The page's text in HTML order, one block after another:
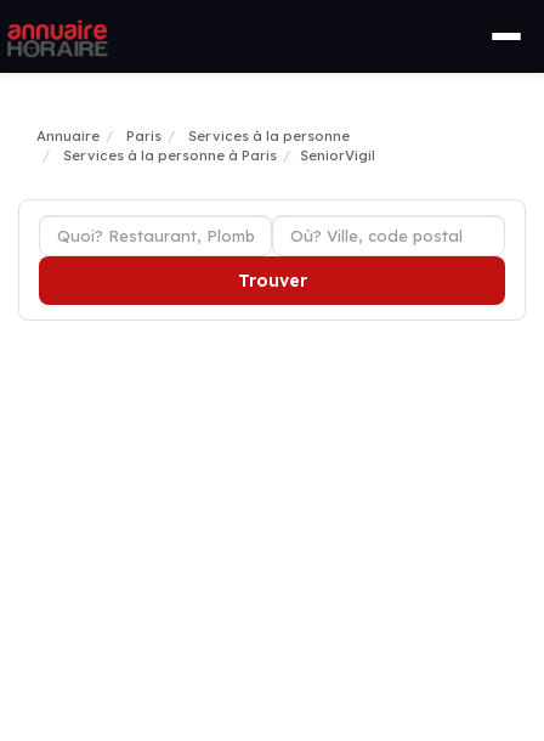
Annuaire Paris
Services à la personne
Services à la personne à Paris
SeniorVigil
Trouver